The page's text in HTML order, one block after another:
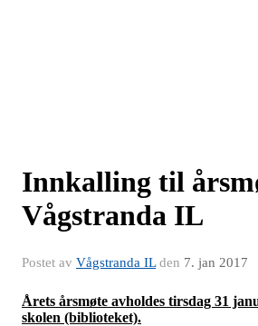
Innkalling til
Vågstranda IL
Postet av Vågstranda ILden 7. jan 2017
Årets årsmøte avholdes tirsdag 31
skolen (biblioteket).